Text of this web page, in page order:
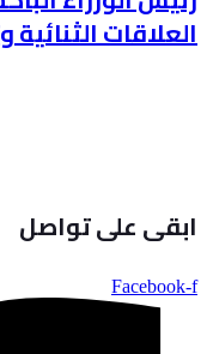
العلاقات
ابقى على تواصل
Facebook-f